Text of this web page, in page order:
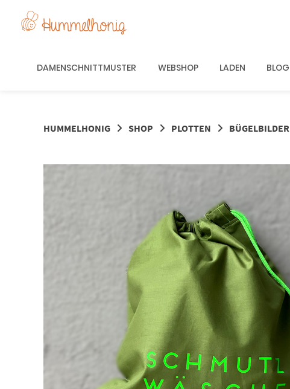
DAMENSCHNITTMUSTER WEBSHOP LADEN BLOG
HUMMELHONIG SHOP PLOTTEN BÜGELBILDER